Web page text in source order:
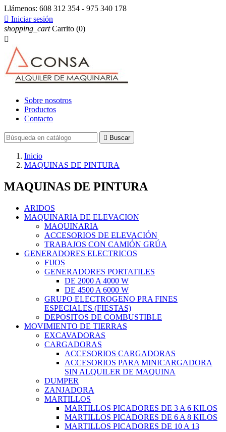
Llámenos: 608 312 354 - 975 340 178
 Iniciar sesión
shopping_cart Carrito (0)

Sobre nosotros
Productos
Contacto
 Buscar
Inicio
MAQUINAS DE PINTURA
MAQUINAS DE PINTURA
ARIDOS
MAQUINARIA DE ELEVACION
MAQUINARIA
ACCESORIOS DE ELEVACIÓN
TRABAJOS CON CAMIÓN GRÚA
GENERADORES ELECTRICOS
FIJOS
GENERADORES PORTATILES
DE 2000 A 4000 W
DE 4500 A 6000 W
GRUPO ELECTROGENO PRA FINES
ESPECIALES (FIESTAS)
DEPOSITOS DE COMBUSTIBLE
MOVIMIENTO DE TIERRAS
EXCAVADORAS
CARGADORAS
ACCESORIOS CARGADORAS
ACCESORIOS PARA MINICARGADORA
SIN ALQUILER DE MAQUINA
DUMPER
ZANJADORA
MARTILLOS
MARTILLOS PICADORES DE 3 A 6 KILOS
MARTILLOS PICADORES DE 6 A 8 KILOS
MARTILLOS PICADORES DE 10 A 13